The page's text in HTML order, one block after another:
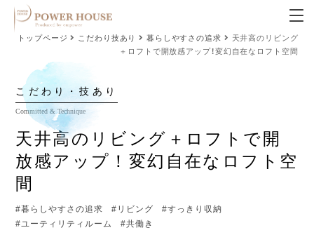
トップページ こだわり技あり 暮らしやすさの追求
天井高のリビング
＋ロフトで開放感アップ！変幻自在なロフト空間
こだわり・技あり
天井高のリビング＋ロフトで開
放感アップ！変幻自在なロフト空
間
#暮らしやすさの追求 #リビング
#すっきり収納
#ユーティリティルーム
#共働き